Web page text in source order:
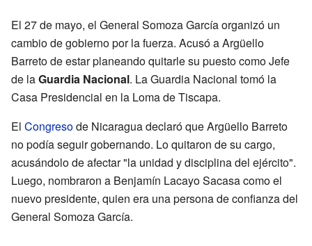
El 27 de mayo, el General Somoza García organizó un
cambio de gobierno por la fuerza. Acusó a Argüello
Barreto de estar planeando quitarle su puesto como Jefe
de laGuardia Nacional. La Guardia Nacional tomó la
Casa Presidencial en la Loma de Tiscapa.
El Congresode Nicaragua declaró que Argüello Barreto
no podía seguir gobernando. Lo quitaron de su cargo,
acusándolo de afectar "la unidad y disciplina del ejército".
Luego, nombraron a Benjamín Lacayo Sacasa como el
nuevo presidente, quien era una persona de confianza del
General Somoza García.